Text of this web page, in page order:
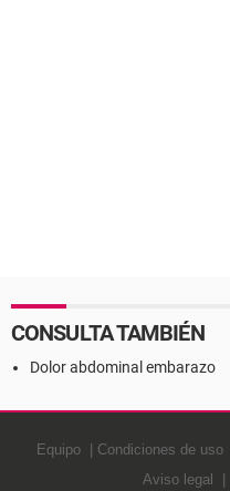
CONSULTA TAMBIÉN
Dolor abdominal embarazo
Equipo Condiciones de uso
Aviso legal